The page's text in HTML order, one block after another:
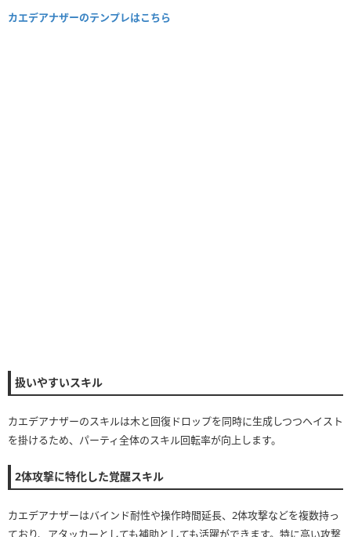
カエデアナザーのテンプレはこちら
扱いやすいスキル
カエデアナザーのスキルは木と回復ドロップを同時に生成しつつヘイスト
を掛けるため、パーティ全体のスキル回転率が向上します。
2体攻撃に特化した覚醒スキル
カエデアナザーはバインド耐性や操作時間延長、2体攻撃などを複数持っ
ており、アタッカーとしても補助としても活躍ができます。特に高い攻撃